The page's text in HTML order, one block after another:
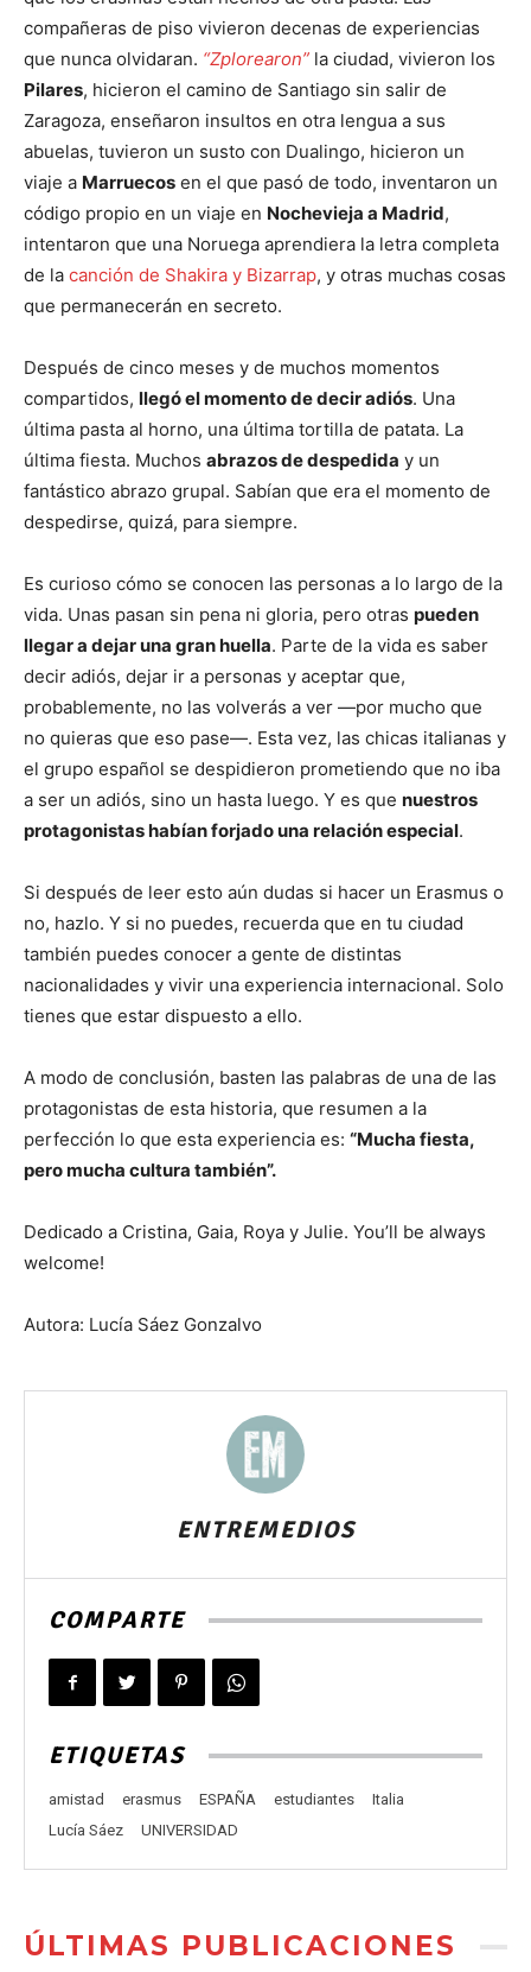
compañeras de piso vivieron decenas de experiencias
que nunca olvidaran. “Zplorearon” la ciudad, vivieron los
Pilares, hicieron el camino de Santiago sin salir de
Zaragoza, enseñaron insultos en otra lengua a sus
abuelas, tuvieron un susto con Dualingo, hicieron un
viaje a Marruecos en el que pasó de todo, inventaron un
código propio en un viaje en Nochevieja a Madrid,
intentaron que una Noruega aprendiera la letra completa
de la canción de Shakira y Bizarrap, y otras muchas cosas
que permanecerán en secreto.
Después de cinco meses y de muchos momentos
compartidos, llegó el momento de decir adiós. Una
última pasta al horno, una última tortilla de patata. La
última fiesta. Muchos abrazos de despedida y un
fantástico abrazo grupal. Sabían que era el momento de
despedirse, quizá, para siempre.
Es curioso cómo se conocen las personas a lo largo de la
vida. Unas pasan sin pena ni gloria, pero otras pueden
llegar a dejar una gran huella. Parte de la vida es saber
decir adiós, dejar ir a personas y aceptar que,
probablemente, no las volverás a ver —por mucho que
no quieras que eso pase—. Esta vez, las chicas italianas y
el grupo español se despidieron prometiendo que no iba
a ser un adiós, sino un hasta luego. Y es que nuestros
protagonistas habían forjado una relación especial.
Si después de leer esto aún dudas si hacer un Erasmus o
no, hazlo. Y si no puedes, recuerda que en tu ciudad
también puedes conocer a gente de distintas
nacionalidades y vivir una experiencia internacional. Solo
tienes que estar dispuesto a ello.
A modo de conclusión, basten las palabras de una de las
protagonistas de esta historia, que resumen a la
perfección lo que esta experiencia es: “Mucha fiesta,
pero mucha cultura también”.
Dedicado a Cristina, Gaia, Roya y Julie. You’ll be always
welcome!
Autora: Lucía Sáez Gonzalvo
ENTREMEDIOS
COMPARTE
ETIQUETAS
amistad erasmus ESPAÑA estudiantes
Italia
Lucía Sáez
UNIVERSIDAD
ÚLTIMAS PUBLICACIONES